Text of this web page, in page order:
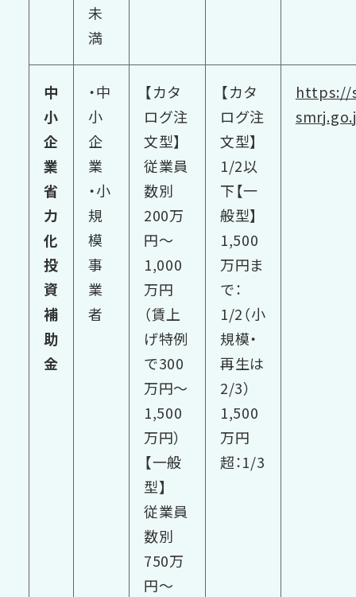
未
満
中
小
企
業
省
力
化
投
資
補
助
金
・中
小
企
業
・小
規
模
事
業
者
【カタ
ログ注
文型】
従業員
数別
200万
円～
1,000
万円
（賃上
げ特例
で300
万円～
1,500
万円）
【一般
型】
従業員
数別
750万
円～
【カタ
ログ注
文型】
1/2以
下【一
般型】
1,500
万円ま
で：
1/2（小
規模・
再生は
2/3）
1,500
万円
超：1/3
https://